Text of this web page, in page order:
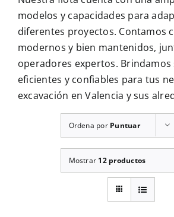
CONTÁCTENOS
modelos y capacidades para
diferentes proyectos. Contamos
modernos y bien mantenidos,
operadores expertos. Brindamos
eficientes y confiables para tus
excavación en Valencia y sus
Ordena por Puntuar
Mostrar 12 productos